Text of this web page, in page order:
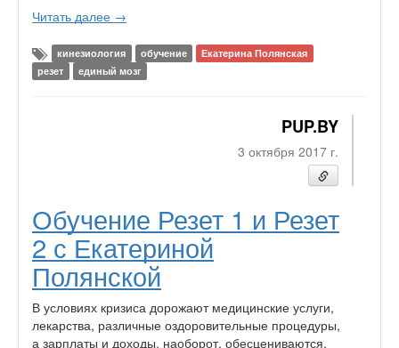
Читать далее →
кинезиология обучение
Екатерина Полянская
резет
единый мозг
PUP.BY
3 октября 2017 г.
Обучение Резет 1 и Резет
2 с Екатериной
Полянской
В условиях кризиса дорожают медицинские услуги,
лекарства, различные оздоровительные процедуры,
а зарплаты и доходы, наоборот, обесцениваются.